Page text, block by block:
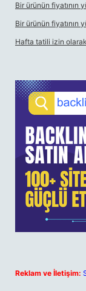
Bir ürünün fiyatının
Bir ürünün fiyatının
Hafta tatili izin
Reklam ve İletişim: